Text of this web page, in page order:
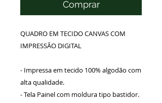
Comprar
QUADRO EM TECIDO CANVAS COM
IMPRESSÃO DIGITAL
- Impressa em tecido 100% algodão com
alta qualidade.
- Tela Painel com moldura tipo bastidor.